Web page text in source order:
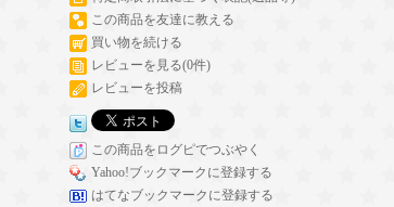
この商品を友達に教える
買い物を続ける
レビューを見る(0件)
レビューを投稿
この商品をログピでつぶやく
Yahoo!ブックマークに登録する
はてなブックマークに登録する